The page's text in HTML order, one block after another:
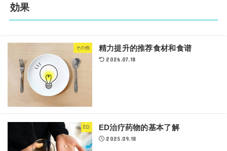
効果
その他 精力提升的推荐食材和食谱
2026.07.18
ED ED治疗药物的基本了解
2025.09.18